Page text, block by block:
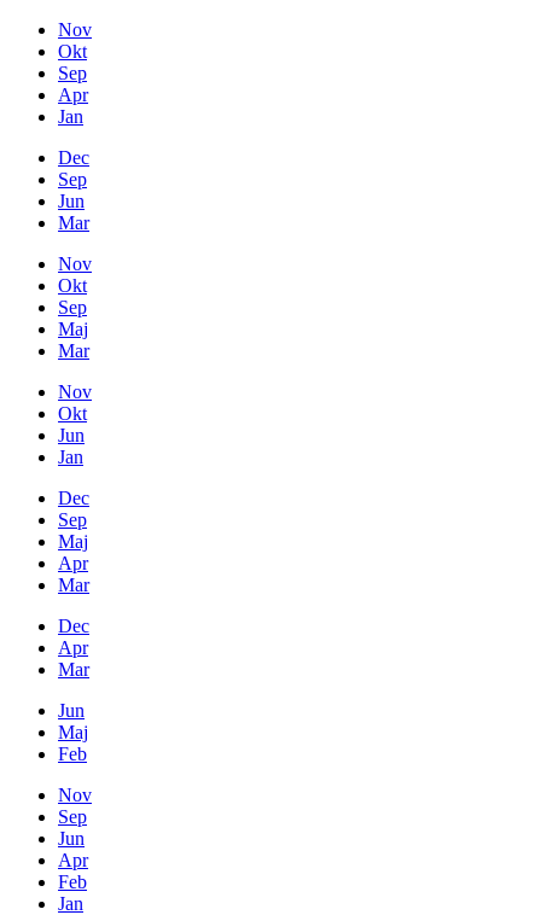
Nov
Okt
Sep
Apr
Jan
Dec
Sep
Jun
Mar
Nov
Okt
Sep
Maj
Mar
Nov
Okt
Jun
Jan
Dec
Sep
Maj
Apr
Mar
Dec
Apr
Mar
Jun
Maj
Feb
Nov
Sep
Jun
Apr
Feb
Jan